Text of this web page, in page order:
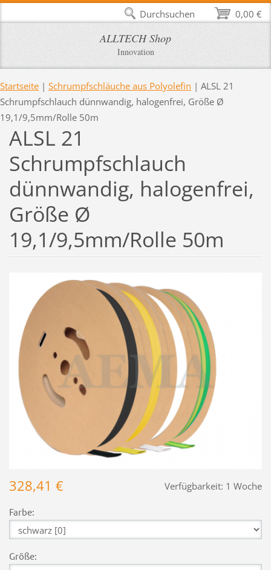
ALLTECH Shop
Innovation
Startseite | Schrumpfschläuche aus Polyolefin | ALSL 21
Schrumpfschlauch dünnwandig, halogenfrei, Größe Ø
19,1/9,5mm/Rolle 50m
ALSL 21
Schrumpfschlauch
dünnwandig, halogenfrei,
Größe Ø
19,1/9,5mm/Rolle 50m
Verfügbarkeit: 1 Woche
328,41 €
Farbe:
Größe:
0,00 €
Durchsuchen